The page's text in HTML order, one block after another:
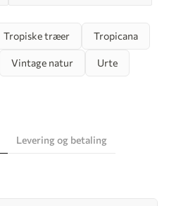
Tropiske træer Tropicana
Vintage natur Urte
Levering og betaling